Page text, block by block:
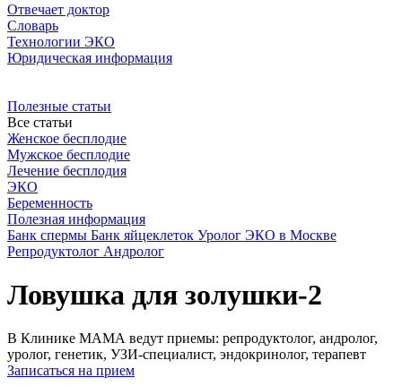
Отвечает доктор
Словарь
Технологии ЭКО
Юридическая информация
Полезные статьи
Все статьи
Женское бесплодие
Мужское бесплодие
Лечение бесплодия
ЭКО
Беременность
Полезная информация
Банк спермы Банк яйцеклеток Уролог ЭКО в Москве
Репродуктолог Андролог
Ловушка для золушки-2
В Клинике МАМА ведут приемы: репродуктолог, андролог,
уролог, генетик, УЗИ-специалист, эндокринолог, терапевт
Записаться на прием